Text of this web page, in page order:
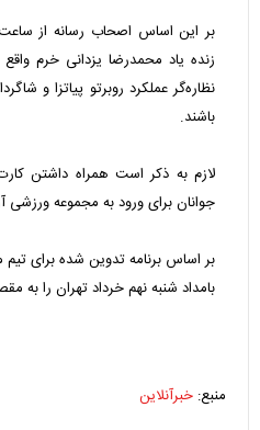
زنده یاد محمدرضا یزدانی خرم
نظاره‌گر عملکرد روبرتو پیاتزا و
باشند.
لازم به ذکر است همراه داشتن
جوانان برای ورود به مجموعه ورزشی
بر اساس برنامه تدوین شده برای تیم
بامداد شنبه نهم خرداد تهران را به
منبع: خبرآنلاین